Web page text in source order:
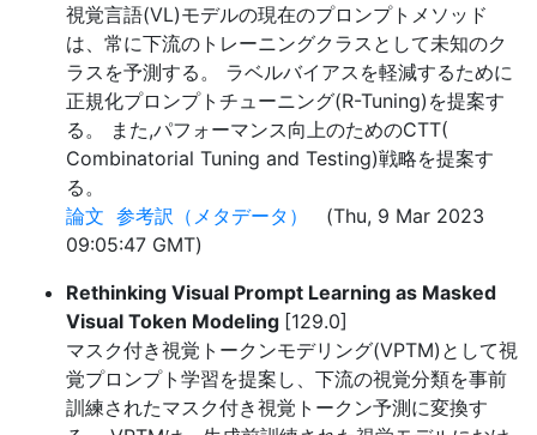
視覚言語(VL)モデルの現在のプロンプトメソッド
は、常に下流のトレーニングクラスとして未知のク
ラスを予測する。 ラベルバイアスを軽減するために
正規化プロンプトチューニング(R-Tuning)を提案す
る。 また,パフォーマンス向上のためのCTT(
Combinatorial Tuning and Testing)戦略を提案す
る。
論文 参考訳（メタデータ）
(Thu, 9 Mar 2023
09:05:47 GMT)
Rethinking Visual Prompt Learning as Masked
Visual Token Modeling [129.0]
マスク付き視覚トークンモデリング(VPTM)として視
覚プロンプト学習を提案し、下流の視覚分類を事前
訓練されたマスク付き視覚トークン予測に変換す